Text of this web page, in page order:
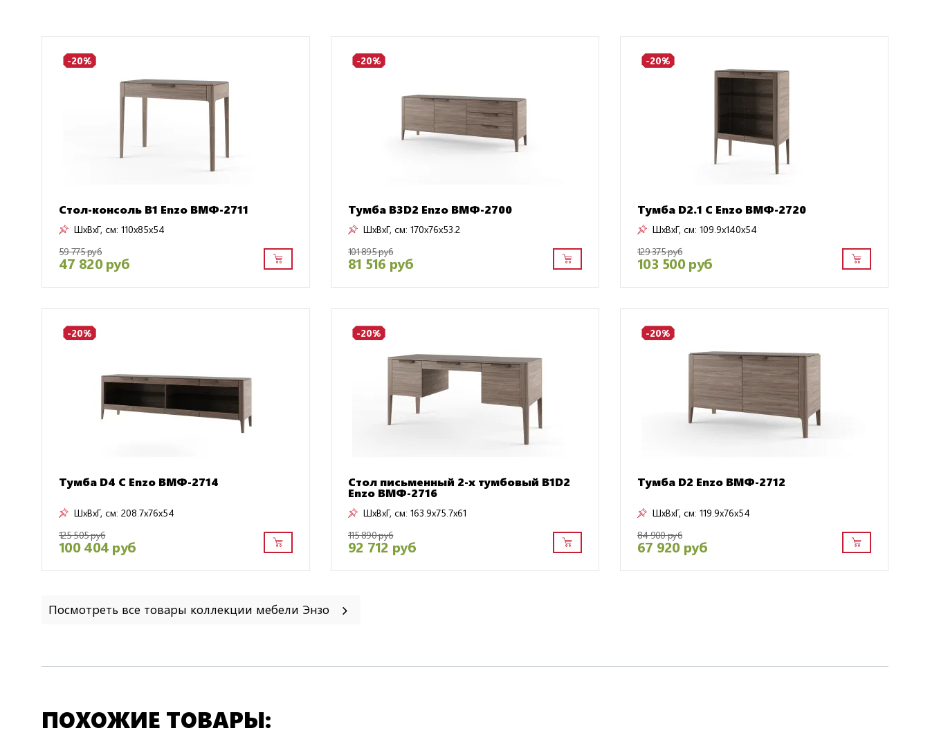
-20%
Стол-консоль В1 Enzo ВМФ-2711
ШxВxГ, см: 110x85x54
59 775 руб
47 820 руб
-20%
Тумба B3D2 Enzo ВМФ-2700
ШxВxГ, см: 170x76x53.2
101 895 руб
81 516 руб
-20%
Тумба D2.1 C Enzo ВМФ-2720
ШxВxГ, см: 109.9x140x54
129 375 руб
103 500 руб
-20%
Тумба D4 C Enzo ВМФ-2714
ШxВxГ, см: 208.7x76x54
125 505 руб
100 404 руб
-20%
Стол письменный 2-х тумбовый B1D2
Enzo ВМФ-2716
ШxВxГ, см: 163.9x75.7x61
115 890 руб
92 712 руб
-20%
Тумба D2 Enzo ВМФ-2712
ШxВxГ, см: 119.9x76x54
84 900 руб
67 920 руб
Посмотреть все товары коллекции мебели Энзо
ПОХОЖИЕ ТОВАРЫ: